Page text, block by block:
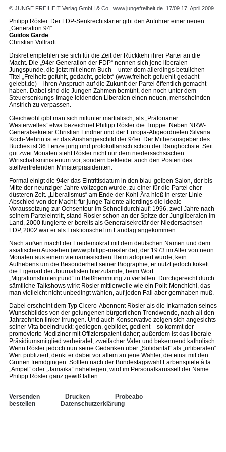
© JUNGE FREIHEIT Verlag GmbH & Co. www.jungefreiheit.de 17/09 17. April 2009
Philipp Rösler. Der FDP-Senkrechtstarter gibt den Anführer einer neuen
„Generation 94“
Guidos Garde
Christian Vollradt
Diskret empfehlen sie sich für die Zeit der Rückkehr ihrer Partei an die
Macht. Die „94er Generation der FDP“ nennen sich jene liberalen
Jungspunde, die jetzt mit einem Buch – unter dem allerdings betulichen
Titel „Freiheit: gefühlt, gedacht, gelebt“ (www.freiheit-gefuehlt-gedacht-
gelebt.de) – ihren Anspruch auf die Zukunft der Partei öffentlich gemacht
haben. Dabei sind die Jungen Zahmen bemüht, den noch unter dem
Steuersenkungs-Image leidenden Liberalen einen neuen, menschelnden
Anstrich zu verpassen.
Gleichwohl gibt man sich mitunter martialisch, als „Prätorianer
Westerwelles“ etwa bezeichnet Philipp Rösler die Truppe. Neben NRW-
Generalsekretär Christian Lindner und der Europa-Abgeordneten Silvana
Koch-Mehrin ist er das Aushängeschild der 94er. Der Mitherausgeber des
Buches ist 36 Lenze jung und protokollarisch schon der Ranghöchste. Seit
gut zwei Monaten steht Rösler nicht nur dem niedersächsischen
Wirtschaftsministerium vor, sondern bekleidet auch den Posten des
stellvertretenden Ministerpräsidenten.
Formal einigt die 94er das Eintrittsdatum in den blau-gelben Salon, der bis
Mitte der neunziger Jahre vollzogen wurde, zu einer für die Partei eher
düsteren Zeit. „Liberalismus“ am Ende der Kohl-Ära hieß in erster Linie
Abschied von der Macht; für junge Talente allerdings die ideale
Voraussetzung zur Ochsentour im Schnelldurchlauf: 1996, zwei Jahre nach
seinem Parteieintritt, stand Rösler schon an der Spitze der Jungliberalen im
Land, 2000 fungierte er bereits als Generalsekretär der Niedersachsen-
FDP, 2002 war er als Fraktionschef im Landtag angekommen.
Nach außen macht der Freidemokrat mit dem deutschen Namen und dem
asiatischen Aussehen (www.philipp-roesler.de), der 1973 im Alter von neun
Monaten aus einem vietnamesischen Heim adoptiert wurde, kein
Aufhebens um die Besonderheit seiner Biographie; er nutzt jedoch kokett
die Eigenart der Journalisten hierzulande, beim Wort
„Migrationshintergrund“ in Beißhemmung zu verfallen. Durchgereicht durch
sämtliche Talkshows wirkt Rösler mittlerweile wie ein Polit-Monchichi, das
man vielleicht nicht unbedingt wählen, auf jeden Fall aber gernhaben muß.
Dabei erscheint dem Typ Cicero-Abonnent Rösler als die Inkarnation seines
Wunschbildes von der gelungenen bürgerlichen Trendwende, nach all den
Jahrzehnten linker Irrungen. Und auch Konservative zeigen sich angesichts
seiner Vita beeindruckt: gediegen, gebildet, gedient – so kommt der
promovierte Mediziner mit Offizierspatent daher; außerdem ist das liberale
Präsidiumsmitglied verheiratet, zweifacher Vater und bekennend katholisch.
Wenn Rösler jedoch nun seine Gedanken über „Solidarität“ als „urliberalen“
Wert publiziert, denkt er dabei vor allem an jene Wähler, die einst mit den
Grünen fremdgingen. Sollten nach der Bundestagswahl Farbenspiele à la
„Ampel“ oder „Jamaika“ naheliegen, wird im Personalkarussell der Name
Philipp Rösler ganz gewiß fallen.
Versenden Drucken
Probeabo
bestellen
Datenschutzerklärung